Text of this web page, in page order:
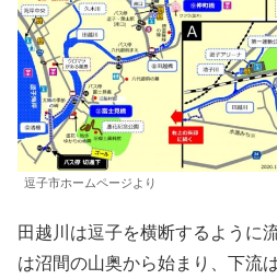
逗子市ホームページより
田越川は逗子を横断するように
は沼間の山奥から始まり、下流